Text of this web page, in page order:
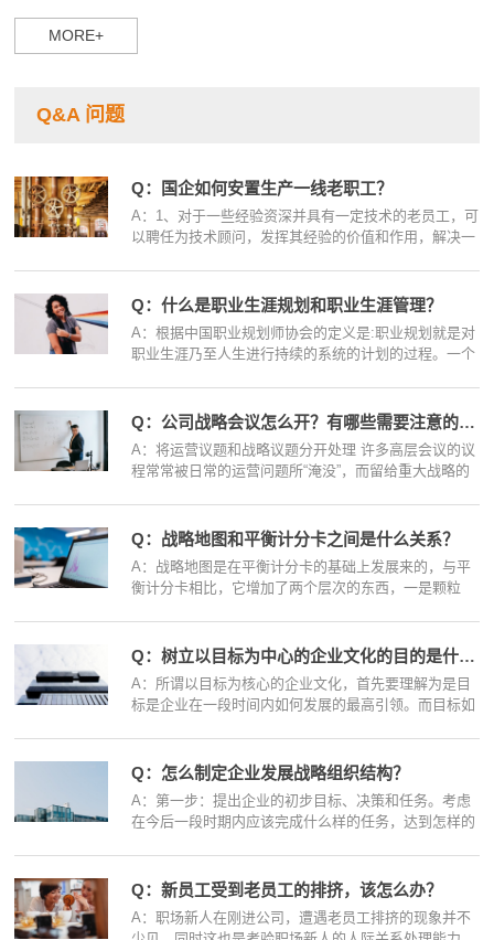
MORE+
Q&A 问题
Q：国企如何安置生产一线老职工？
A：1、对于一些经验资深并具有一定技术的老员工，可
以聘任为技术顾问，发挥其经验的价值和作用，解决一
Q：什么是职业生涯规划和职业生涯管理？
A：根据中国职业规划师协会的定义是:职业规划就是对
职业生涯乃至人生进行持续的系统的计划的过程。一个
Q：公司战略会议怎么开？有哪些需要注意的事项？
A：将运营议题和战略议题分开处理 许多高层会议的议
程常常被日常的运营问题所“淹没”，而留给重大战略的
Q：战略地图和平衡计分卡之间是什么关系？
A：战略地图是在平衡计分卡的基础上发展来的，与平
衡计分卡相比，它增加了两个层次的东西，一是颗粒
Q：树立以目标为中心的企业文化的目的是什么?
A：所谓以目标为核心的企业文化，首先要理解为是目
标是企业在一段时间内如何发展的最高引领。而目标如
Q：怎么制定企业发展战略组织结构？
A：第一步：提出企业的初步目标、决策和任务。考虑
在今后一段时期内应该完成什么样的任务，达到怎样的
Q：新员工受到老员工的排挤，该怎么办？
A：职场新人在刚进公司，遭遇老员工排挤的现象并不